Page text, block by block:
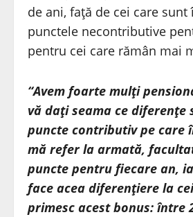
de ani, faţă de cei care
punctele necontributive
pentru cei care rămân mai
“Avem foarte mulţi
vă daţi seama ce
puncte contributiv pe care
mă refer la armată,
puncte pentru fiecare an,
face acea diferenţiere la
primesc acest bonus: între